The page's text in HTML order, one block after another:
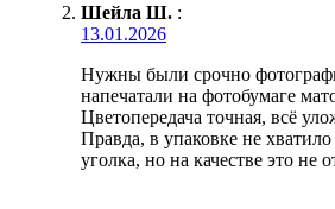
Шейла Ш. :
13.01.2026
Нужны были срочно
напечатали на фотобумаге
Цветопередача точная, всё
Правда, в упаковке не
уголка, но на качестве это не